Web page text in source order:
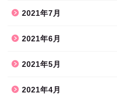
2021年7月
2021年6月
2021年5月
2021年4月